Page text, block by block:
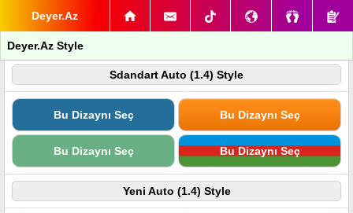
Deyer.Az
Deyer.Az Style
Sdandart Auto (1.4) Style
Bu Dizaynı Seç Bu Dizaynı Seç
Bu Dizaynı Seç Bu Dizaynı Seç
Yeni Auto (1.4) Style